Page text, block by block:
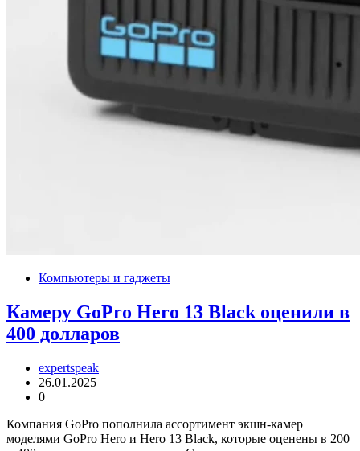
Компьютеры и гаджеты
Камеру GoPro Hero 13 Black оценили в
400 долларов
expertspeak
26.01.2025
0
Компания GoPro пополнила ассортимент экшн-камер
моделями GoPro Hero и Hero 13 Black, которые оценены в 200